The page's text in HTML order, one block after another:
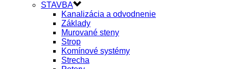
STAVBA
Kanalizácia a odvodnenie
Základy
Murované steny
Strop
Komínové systémy
Strecha